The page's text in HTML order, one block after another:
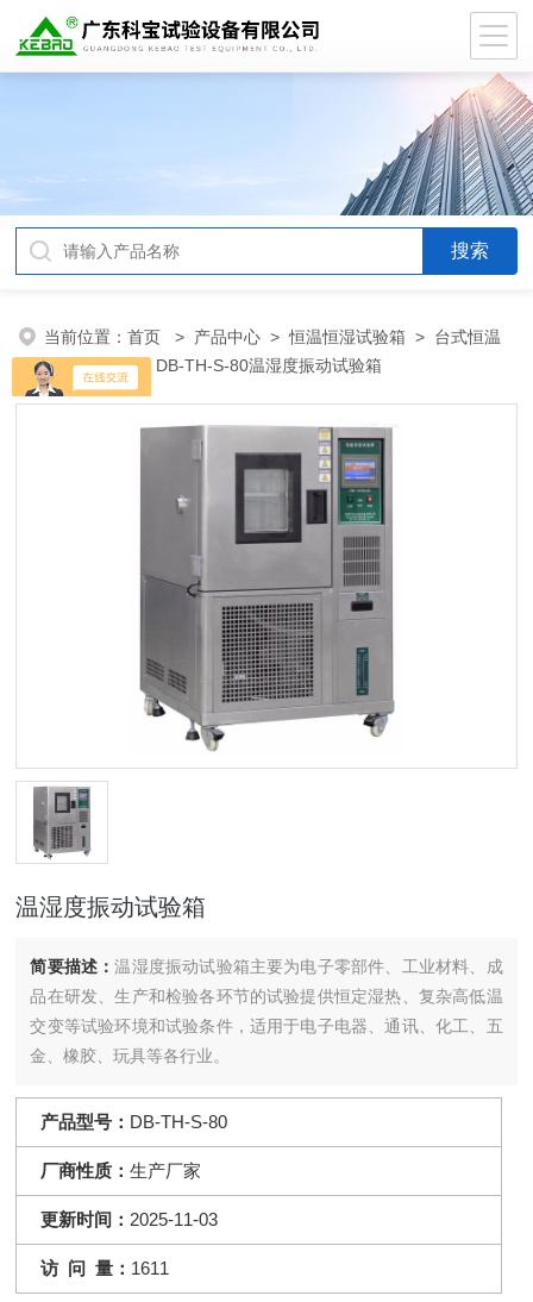
当前位置：首页 > 产品中心 >恒温恒湿试验箱 > 台式恒温
恒湿试验箱> DB-TH-S-80温湿度振动试验箱
温湿度振动试验箱
简要描述：温湿度振动试验箱主要为电子零部件、工业材料、成
品在研发、生产和检验各环节的试验提供恒定湿热、复杂高低温
交变等试验环境和试验条件，适用于电子电器、通讯、化工、五
金、橡胶、玩具等各行业。
产品型号： DB-TH-S-80
厂商性质：生产厂家
更新时间： 2025-11-03
访 问 量： 1611